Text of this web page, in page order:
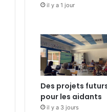
il y a 1 jour
Des projets
pour les aidants
il y a 3 jours